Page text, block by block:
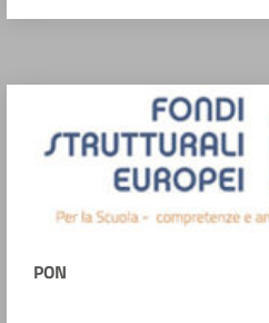
PON